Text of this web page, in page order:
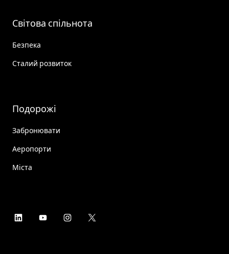
Світова спільнота
Безпека
Сталий розвиток
Подорожі
Забронювати
Аеропорти
Міста